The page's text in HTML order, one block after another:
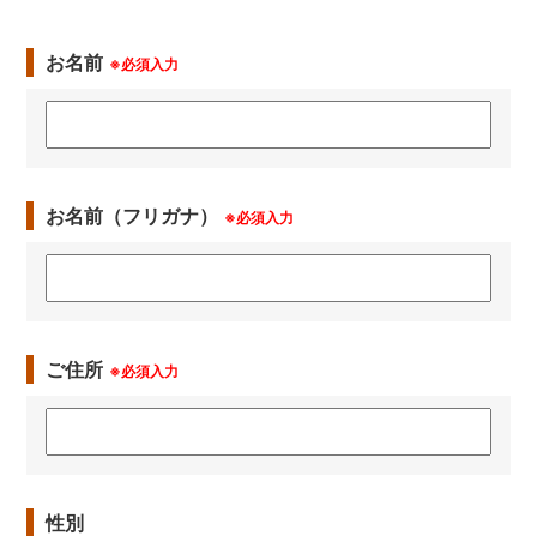
お名前 ※必須入力
お名前（フリガナ） ※必須入力
ご住所 ※必須入力
性別